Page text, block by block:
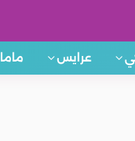
عرايس ماما